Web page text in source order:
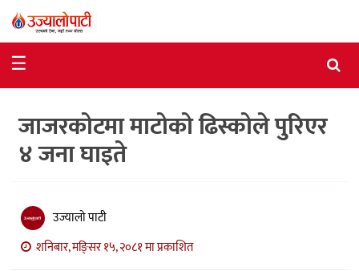
राजनीति
विशेष
आर्थिक
अन्तर्वार्ता
मनोरञ्जन
☰
जाजरकोटमा माटोको ढिस्कोले पुरिएर
४ जना घाइते
उज्यालो पाटी
शनिबार, मङि्सर १५, २०८१ मा प्रकाशित